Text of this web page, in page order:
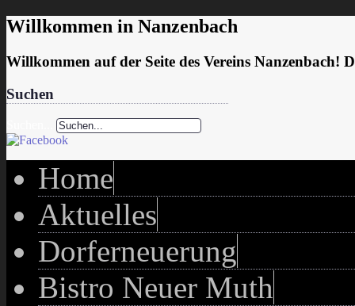
Willkommen in Nanzenbach
Willkommen auf der Seite des Vereins Nanzenbach!
Suchen
Home
Aktuelles
Dorferneuerung
Bistro Neuer Muth